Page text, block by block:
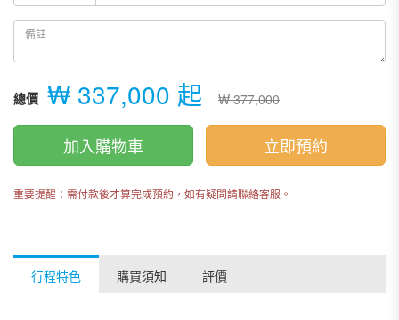
總價 ₩ 337,000 起 ₩ 377,000
加入購物車 立即預約
重要提醒：需付款後才算完成預約，如有疑問請聯絡客服。
行程特色 購買須知 評價